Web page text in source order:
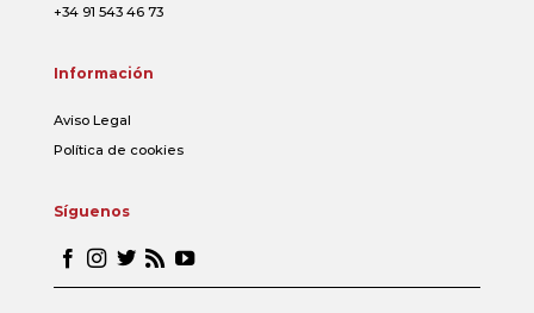
+34 91 543 46 73
Información
Aviso Legal
Política de cookies
Síguenos